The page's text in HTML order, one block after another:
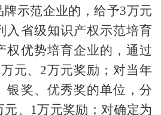
示范企业的，给予3万元
入省级知识产权示范培育
权优势培育企业的，通过
元、2万元奖励；对当年
银奖、优秀奖的单位，分
元、1万元奖励；对确定为